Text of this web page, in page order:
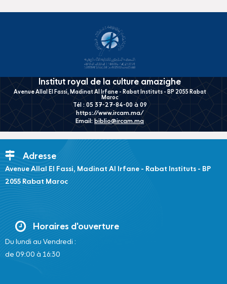
Institut royal de la culture amazighe
Avenue Allal El Fassi, Madinat Al Irfane - Rabat Instituts - BP 2055 Rabat
Maroc
Tél : 05 37-27-84-00 à 09
https://www.ircam.ma/
Email: biblio@ircam.ma
Adresse
Avenue Allal El Fassi, Madinat Al Irfane - Rabat Instituts - BP
2055 Rabat Maroc
Horaires d'ouverture
Du lundi au Vendredi :
de 09:00 à 16:30